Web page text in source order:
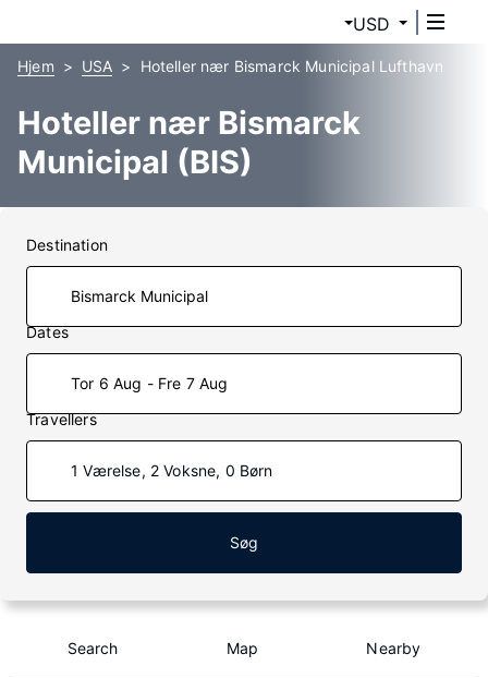
USD
Hjem USA Hoteller nær Bismarck Municipal Lufthavn
Hoteller nær Bismarck
Municipal (BIS)
Destination
Dates
Tor 6 Aug - Fre 7 Aug
Travellers
1 Værelse, 2 Voksne, 0 Børn
Søg
Search Map Nearby